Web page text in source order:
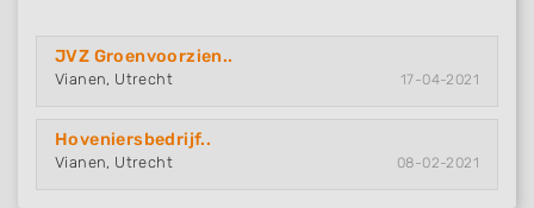
JVZ Groenvoorzien..
Vianen, Utrecht 17-04-2021
Hoveniersbedrijf..
Vianen, Utrecht 08-02-2021